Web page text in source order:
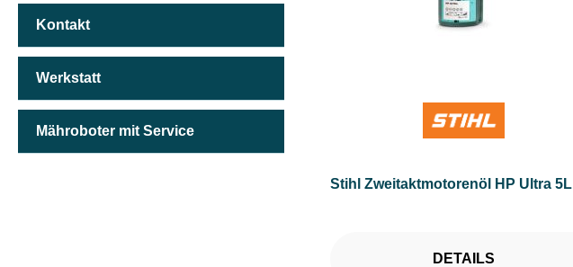
Kontakt
Werkstatt
Mähroboter mit Service
Stihl Zweitaktmotorenöl HP Ultra 5L
DETAILS